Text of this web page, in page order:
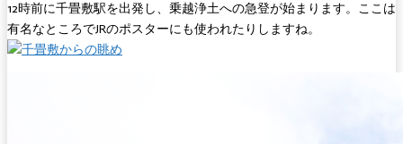
12時前に千畳敷駅を出発し、乗越浄土への急登が始まります。ここは
有名なところでJRのポスターにも使われたりしますね。